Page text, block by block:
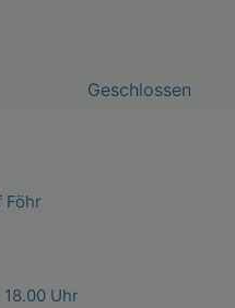
Geschlossen
Föhr
Uhr